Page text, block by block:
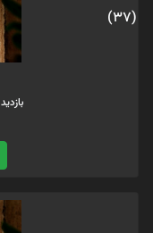
(37)
بازدید: 326 - کد